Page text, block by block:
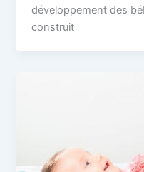
développement des
construit